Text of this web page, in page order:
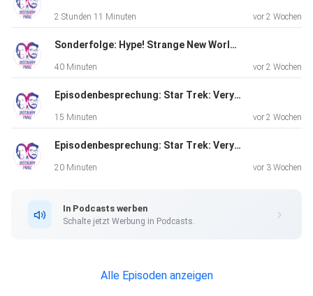
Hashtags:
#DiscoveryPanel
#Podcast #HorrorInSpace #CaptainPike #Kirk #Uhura
#Spock #Scotty #Pelia #PhotonTorpedo
2 Stunden 11 Minuten vor 2 Wochen
Sonderfolge: Hype! Strange New World Staffel 4
40 Minuten vor 2 Wochen
Episodenbesprechung: Star Trek: Very Short Treks – „Walk, Don't Run“ (S01E05)
15 Minuten vor 2 Wochen
Episodenbesprechung: Star Trek: Very Short Treks – „Holograms All the Way Down“ (S01E04)
20 Minuten vor 3 Wochen
In Podcasts werben
Schalte jetzt Werbung in Podcasts.
Alle Episoden anzeigen